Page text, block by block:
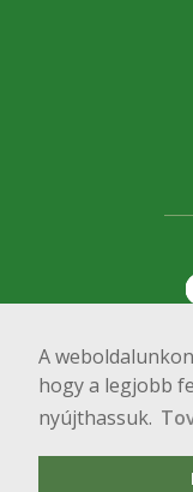
A
hogy a legjobb
nyújthassuk.